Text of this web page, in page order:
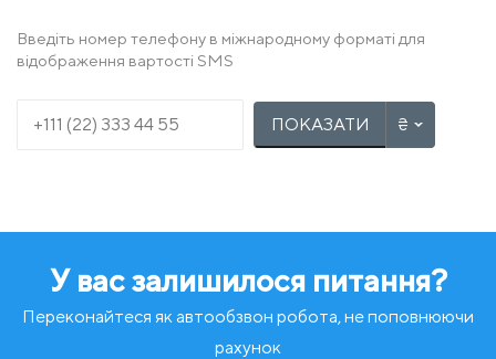
Норвегія
П
Польща
С
Сербія
Т
Хорватія Ч
Чехія
Введіть номер телефону в міжнародному форматі для
відображення вартості SMS
ПОКАЗАТИ
У вас залишилося питання?
Переконайтеся як автообзвон робота, не поповнюючи
рахунок